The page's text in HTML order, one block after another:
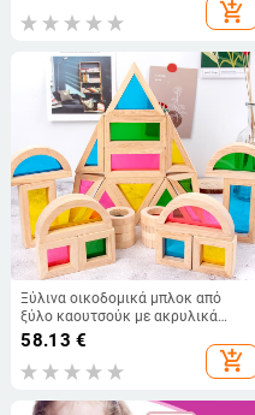
φιλικό προς το περιβάλλον EVA,
κατάλληλο για αγόρια και
add_shopping_cart
Ξύλινα οικοδομικά μπλοκ από
ξύλο καουτσούκ με ακρυλικά
ουράνια τόξα τεμάχια, προσαρμογή
λογότυπου, για παιδιά 4–6 ετών,
0–38 τεμάχια, 0,95 kg
58.13 €
add_shopping_cart